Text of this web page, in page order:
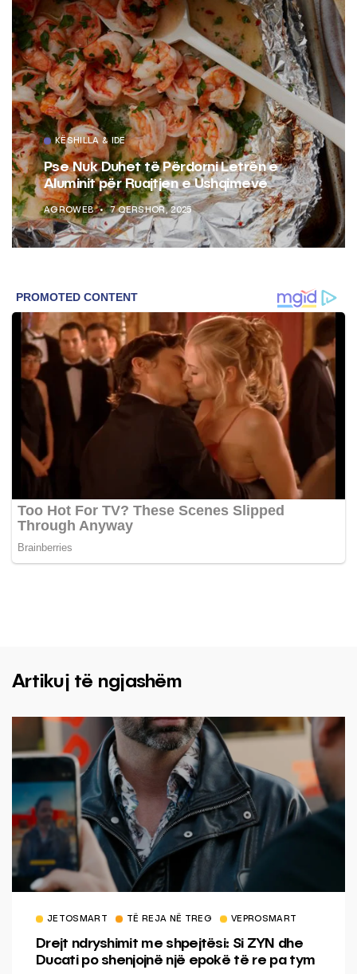
KËSHILLA & IDE
Pse Nuk Duhet të Përdorni Letrën e
Aluminit për Ruajtjen e Ushqimeve
AGROWEB 7 QERSHOR, 2025
Artikuj të ngjashëm
JETOSMART TË REJA NË TREG VEPROSMART
Drejt ndryshimit me shpejtësi: Si ZYN dhe
Ducati po shenjojnë një epokë të re pa tym